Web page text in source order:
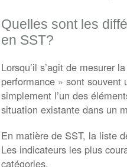
Quelles sont les
en SST?
Lorsqu’il s’agit de mesurer
performance » sont
simplement l’un des
situation existante dans un
En matière de SST, la liste
Les indicateurs les plus
catégories.